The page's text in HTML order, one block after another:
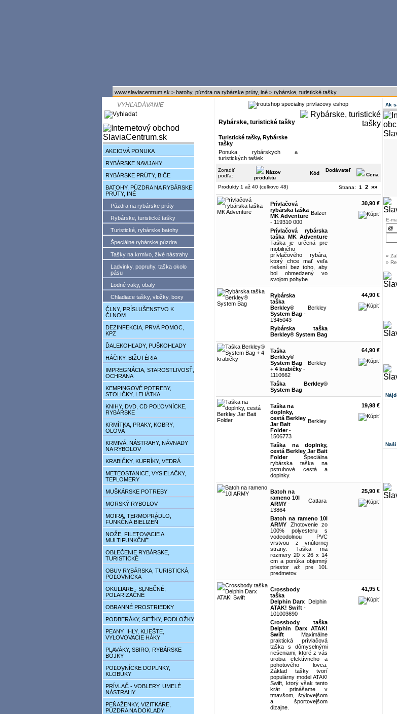
www.slaviacentrum.sk > batohy, púzdra na rybárske prúty, iné > rybárske, turistické tašky
AKCIOVÁ PONUKA
RYBÁRSKE NAVIJAKY
RYBÁRSKE PRÚTY, BIČE
BATOHY, PÚZDRA NA RYBÁRSKE
PRÚTY, INÉ
Púzdra na rybárske prúty
Rybárske, turistické tašky
Turistické, rybárske batohy
Špeciálne rybárske púzdra
Tašky na krmivo, živé nástrahy
Ladvinky, popruhy, taška okolo
pásu
Lodné vaky, obaly
Chladiace tašky, vložky, boxy
ČLNY, PRÍSLUŠENSTVO K
ČLNOM
DEZINFEKCIA, PRVÁ POMOC,
KPZ
ĎALEKOHĽADY, PUŠKOHĽADY
HÁČIKY, BIŽUTÉRIA
IMPREGNÁCIA, STAROSTLIVOSŤ,
OCHRANA
KEMPINGOVÉ POTREBY,
STOLIČKY, LEHÁTKA
KNIHY, DVD, CD POĽOVNÍCKE,
RYBÁRSKE
KRMÍTKA, PRAKY, KOBRY,
OLOVÁ
KRMIVÁ, NÁSTRAHY, NÁVNADY
NA RYBOLOV
KRABIČKY, KUFRÍKY, VEDRÁ
METEOSTANICE, VYSIELAČKY,
TEPLOMERY
MUŠKÁRSKE POTREBY
MORSKÝ RYBOLOV
MOIRA, TERMOPRÁDLO,
FUNKČNÁ BIELIZEŇ
NOŽE, FILETOVACIE A
MULTIFUNKČNÉ
OBLEČENIE RYBÁRSKE,
TURISTICKÉ
OBUV RYBÁRSKA, TURISTICKÁ,
POĽOVNÍCKA
OKULIARE - SLNEČNÉ,
POLARIZAČNÉ
OBRANNÉ PROSTRIEDKY
PODBERÁKY, SIEŤKY, PODLOŽKY
PEANY, IHLY, KLIEŠTE,
VYLOVOVACIE HÁKY
PLAVÁKY, SBIRO, RYBÁRSKE
BÓJKY
POĽOVNÍCKE DOPLNKY,
KLOBÚKY
PRÍVLAČ - VOBLERY, UMELÉ
NÁSTRAHY
PEŇAŽENKY, VIZITKÁRE,
PÚZDRA NA DOKLADY
Rybárske, turistické tašky
Turistické tašky, Rybárske
tašky
Ponuka rybárskych a
turistických tašiek
Zoradiť
podľa:
Názov
produktu
Kód
Dodávateľ
Cena
Produkty 1 až 40 (celkovo 48) Strana: 1 2 »»
Prívlačová
rybárska taška
MK Adventure
- 119310 000
Balzer
Prívlačová rybárska
taška MK Adventure
Taška je určená pre
mobilného
prívlačového rybára,
ktorý chce mať veľa
riešení bez toho, aby
bol obmedzený vo
svojom pohybe.
30,90 €
Rybárska
taška
Berkley®
System Bag -
1345043
Berkley
Rybárska taška
Berkley® System Bag
44,90 €
Taška
Berkley®
System Bag
+ 4 krabičky -
1110662
Berkley
Taška Berkley®
System Bag
64,90 €
Taška na
doplnky,
cestá Berkley
Jar Bait
Folder-
1506773
Berkley
Taška na doplnky,
cestá Berkley Jar Bait
FolderŠpeciálna
rybárska taška na
pstruhové cestá a
doplnky.
19,98 €
Batoh na
rameno 10l
ARMY -
13864
Cattara
Batoh na rameno 10l
ARMY Zhotovenie zo
100% polyesteru s
vodeodolnou PVC
vrstvou z vnútornej
strany. Taška má
rozmery 20 x 26 x 14
cm a ponúka objemný
priestor až pre 10L
predmetov.
25,90 €
Crossbody
taška
Delphin Darx
ATAK! Swift -
101003690
Delphin
Crossbody taška
Delphin Darx ATAK!
Swift Maximálne
praktická prívlačová
taška s dômyselnými
riešeniami, ktoré z vás
urobia efektívneho a
pohotového lovca.
Základ tašky tvorí
populárny model ATAK!
Swift, ktorý však tento
krát prinášame v
tmavšom, štýlovejšom
a športovejšom
dizajne.
41,95 €
Ak
E-
»
»